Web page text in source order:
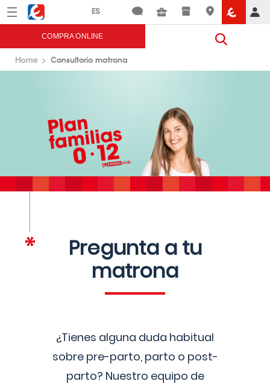
Menú Eroski
COMPRA ONLINE
Home Consultorio matrona
Pregunta a tu
matrona
¿Tienes alguna duda habitual
sobre pre-parto, parto o post-
parto? Nuestro equipo de